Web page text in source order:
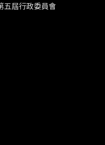
五屆行政委員會